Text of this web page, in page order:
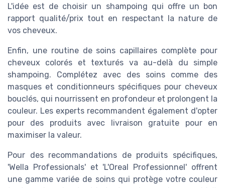
L'idée est de choisir un shampoing qui offre un bon
rapport qualité/prix tout en respectant la nature de
vos cheveux.
Enfin, une routine de soins capillaires complète pour
cheveux colorés et texturés va au-delà du simple
shampoing. Complétez avec des soins comme des
masques et conditionneurs spécifiques pour cheveux
bouclés, qui nourrissent en profondeur et prolongent la
couleur. Les experts recommandent également d'opter
pour des produits avec livraison gratuite pour en
maximiser la valeur.
Pour des recommandations de produits spécifiques,
'Wella Professionals' et 'L'Oreal Professionnel' offrent
une gamme variée de soins qui protège votre couleur